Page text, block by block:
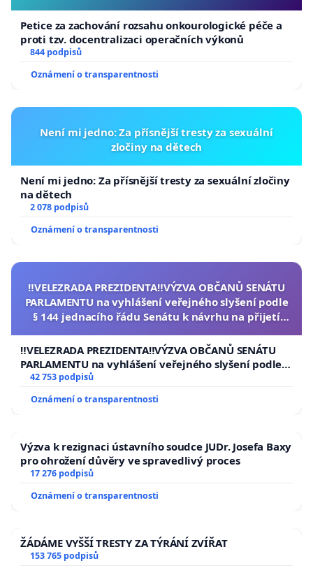
Petice za zachování rozsahu onkourologické péče a
proti tzv. docentralizaci operačních výkonů
844 podpisů
Oznámení o transparentnosti
Není mi jedno: Za přísnější tresty za sexuální
zločiny na dětech
Není mi jedno: Za přísnější tresty za sexuální zločiny
na dětech
2 078 podpisů
Oznámení o transparentnosti
‼️VELEZRADA PREZIDENTA‼️VÝZVA OBČANŮ SENÁTU
PARLAMENTU na vyhlášení veřejného slyšení podle
§ 144 jednacího řádu Senátu k návrhu na přijetí
republiky
‼️VELEZRADA PREZIDENTA‼️VÝZVA OBČANŮ SENÁTU
PARLAMENTU na vyhlášení veřejného slyšení podle §
144 jednacího řádu Senátu k návrhu na přijetí
usnesení k podání ústavní žaloby na prezidenta
republiky
42 753 podpisů
Oznámení o transparentnosti
Výzva k rezignaci ústavního soudce JUDr. Josefa Baxy
pro ohrožení důvěry ve spravedlivý proces
17 276 podpisů
Oznámení o transparentnosti
ŽÁDÁME VYŠŠÍ TRESTY ZA TÝRÁNÍ ZVÍŘAT
153 765 podpisů